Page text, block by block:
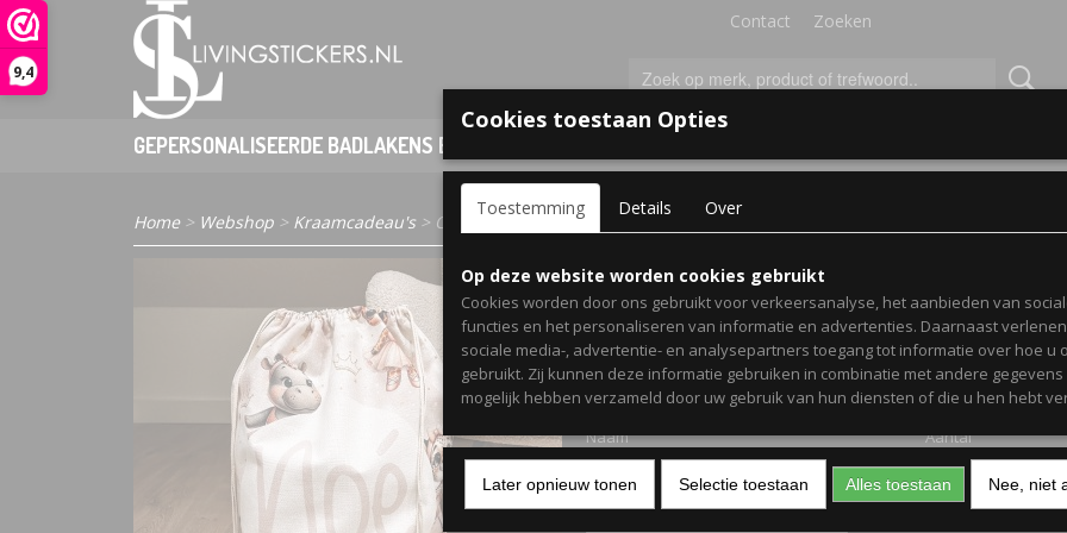
9,4
Contact Zoeken
GEPERSONALISEERDE BADLAKENS EN PONCHO'S VOOR KINDEREN
Home> Webshop > Kraamcadeau's > Opbergzak boxopbergzak met eigennaam - Ballerina
Opbergzak
eigennaam - Ballerina
€ 25,99 (inclusief btw 21%)
Naam Aantal
Cookies toestaan Opties
Toestemming Details Over
Op deze website worden cookies gebruikt
Cookies worden door ons gebruikt voor verkeersanalyse, het aanbieden van
functies en het personaliseren van informatie en advertenties. Daarnaast
sociale media-, advertentie- en analysepartners toegang tot informatie over hoe u
gebruikt. Zij kunnen deze informatie gebruiken in combinatie met andere gegevens
mogelijk hebben verzameld door uw gebruik van hun diensten of die u hen hebt
Later opnieuw tonen Selectie toestaan Alles toestaan Nee, niet